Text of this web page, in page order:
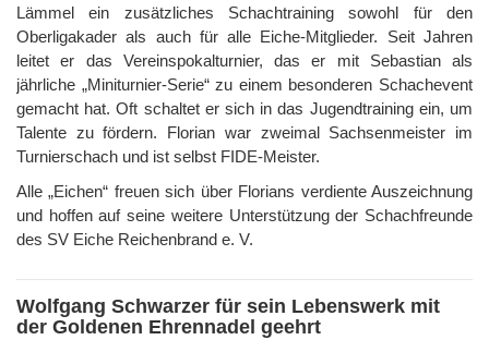
Lämmel ein zusätzliches Schachtraining sowohl für den
Oberligakader als auch für alle Eiche-Mitglieder. Seit Jahren
leitet er das Vereinspokalturnier, das er mit Sebastian als
jährliche „Miniturnier-Serie“ zu einem besonderen Schachevent
gemacht hat. Oft schaltet er sich in das Jugendtraining ein, um
Talente zu fördern. Florian war zweimal Sachsenmeister im
Turnierschach und ist selbst FIDE-Meister.
Alle „Eichen“ freuen sich über Florians verdiente Auszeichnung
und hoffen auf seine weitere Unterstützung der Schachfreunde
des SV Eiche Reichenbrand e. V.
Wolfgang Schwarzer für sein Lebenswerk mit
der Goldenen Ehrennadel geehrt